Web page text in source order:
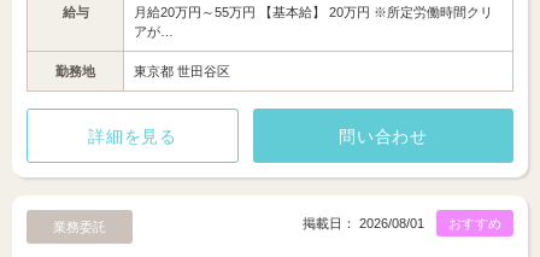
給与
月給20万円～55万円 【基本給】 20万円 ※所定労働時間クリ
アが…
勤務地 東京都 世田谷区
詳細を見る 問い合わせ
業務委託 おすすめ
掲載日： 2026/08/01